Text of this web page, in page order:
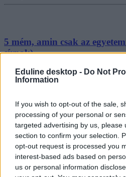
Eduline desktop - Do Not
Information
If you wish to opt-out of the sale,
processing of your personal or
targeted advertising by us, please
section to confirm your selection.
opt-out request is processed you
interest-based ads based on
us or personal information
5 mém, amin csak az
sírnak)
A szerencsésebbeknek még van egy
de sok helyen már hétfőtől indul az
egyetemi életérzésből.
Campus life
Gál Luca